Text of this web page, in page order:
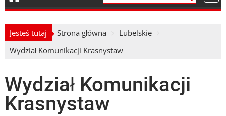
Jesteś tutaj Strona główna
Lubelskie
Wydział Komunikacji Krasnystaw
Wydział Komunikacji
Krasnystaw